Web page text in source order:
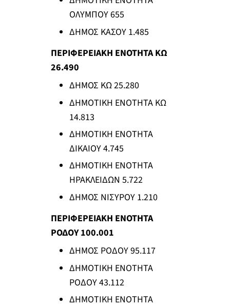
ΟΛΥΜΠΟΥ 655
ΔΗΜΟΣ ΚΑΣΟΥ 1.485
ΠΕΡΙΦΕΡΕΙΑΚΗ ΕΝΟΤΗΤΑ ΚΩ
26.490
ΔΗΜΟΣ ΚΩ 25.280
ΔΗΜΟΤΙΚΗ ΕΝΟΤΗΤΑ ΚΩ
14.813
ΔΗΜΟΤΙΚΗ ΕΝΟΤΗΤΑ
ΔΙΚΑΙΟΥ 4.745
ΔΗΜΟΤΙΚΗ ΕΝΟΤΗΤΑ
ΗΡΑΚΛΕΙΔΩΝ 5.722
ΔΗΜΟΣ ΝΙΣΥΡΟΥ 1.210
ΠΕΡΙΦΕΡΕΙΑΚΗ ΕΝΟΤΗΤΑ
ΡΟΔΟΥ 100.001
ΔΗΜΟΣ ΡΟΔΟΥ 95.117
ΔΗΜΟΤΙΚΗ ΕΝΟΤΗΤΑ
ΡΟΔΟΥ 43.112
ΔΗΜΟΤΙΚΗ ΕΝΟΤΗΤΑ